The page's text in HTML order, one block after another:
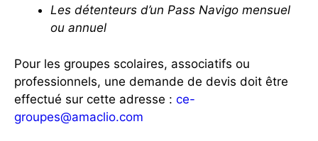
Les détenteurs d’un Pass Navigo mensuel
ou annuel
Pour les groupes scolaires, associatifs ou
professionnels, une demande de devis doit être
effectué sur cette adresse : ce-
groupes@amaclio.com